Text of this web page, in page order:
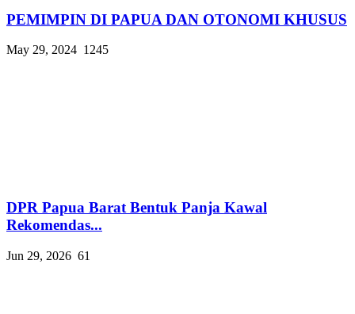
PEMIMPIN DI PAPUA DAN OTONOMI KHUSUS
May 29, 2024 1245
DPR Papua Barat Bentuk Panja Kawal
Rekomendas...
Jun 29, 2026 61